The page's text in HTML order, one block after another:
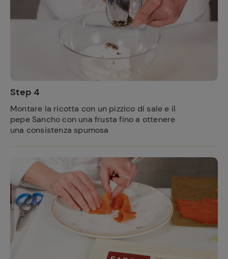
Step 4
Montare la ricotta con un pizzico di sale e il
pepe Sancho con una frusta fino a ottenere
una consistenza spumosa
Ricette
preferite